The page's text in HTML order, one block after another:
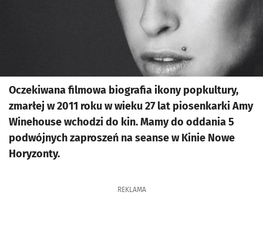
Oczekiwana filmowa biografia ikony popkultury,
zmarłej w 2011 roku w wieku 27 lat piosenkarki Amy
Winehouse wchodzi do kin. Mamy do oddania 5
podwójnych zaproszeń na seanse w Kinie Nowe
Horyzonty.
REKLAMA